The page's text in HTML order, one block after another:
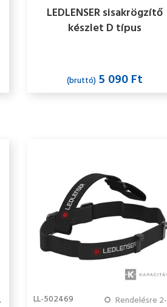
LEDLENSER sisakrögzítő
készlet D típus
(bruttó)5 090 Ft
LL-502469 Rendelésre 2-3 hét